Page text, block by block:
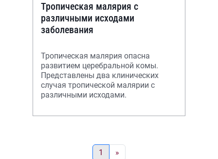
Тропическая малярия с
различными исходами
заболевания
Тропическая малярия опасна
развитием церебральной комы.
Представлены два клинических
случая тропической малярии с
различными исходами.
1 »